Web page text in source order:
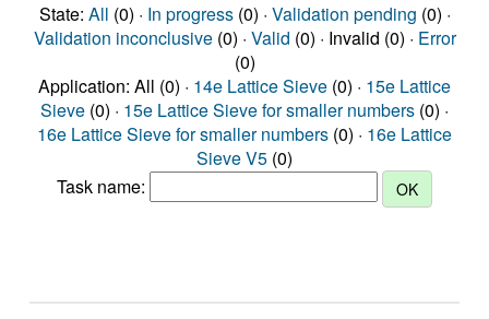
State: All (0) · In progress(0) · Validation pending (0) ·
Validation inconclusive(0) · Valid (0) · Invalid (0) · Error
(0)
Application: All (0) · 14e Lattice Sieve (0) · 15e Lattice
Sieve (0) · 15e Lattice Sieve for smaller numbers (0) ·
16e Lattice Sieve for smaller numbers (0) · 16e Lattice
Sieve V5 (0)
Task name: